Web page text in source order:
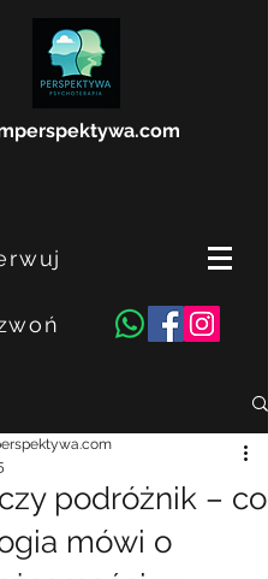
podróżnik – co
mówi o